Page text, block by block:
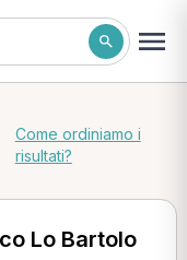
Come ordiniamo i
risultati?
Lo Bartolo